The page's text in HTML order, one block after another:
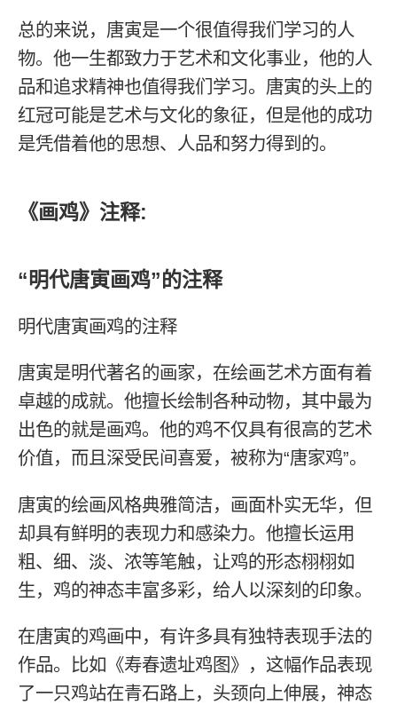
总的来说，唐寅是一个很值得我们学习的人
物。他一生都致力于艺术和文化事业，他的人
品和追求精神也值得我们学习。唐寅的头上的
红冠可能是艺术与文化的象征，但是他的成功
是凭借着他的思想、人品和努力得到的。
《画鸡》注释:
“明代唐寅画鸡”的注释
明代唐寅画鸡的注释
唐寅是明代著名的画家，在绘画艺术方面有着
卓越的成就。他擅长绘制各种动物，其中最为
出色的就是画鸡。他的鸡不仅具有很高的艺术
价值，而且深受民间喜爱，被称为“唐家鸡”。
唐寅的绘画风格典雅简洁，画面朴实无华，但
却具有鲜明的表现力和感染力。他擅长运用
粗、细、淡、浓等笔触，让鸡的形态栩栩如
生，鸡的神态丰富多彩，给人以深刻的印象。
在唐寅的鸡画中，有许多具有独特表现手法的
作品。比如《寿春遗址鸡图》，这幅作品表现
了一只鸡站在青石路上，头颈向上伸展，神态